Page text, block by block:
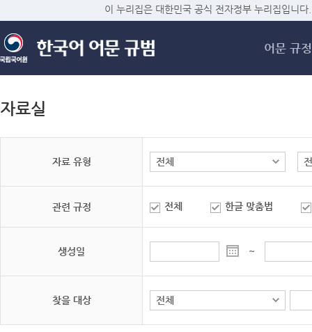
메
이 누리집은 대한민국 공식 전자정부 누리집입니다.
어문 규정
자료실
자료 유형
관련 규정 전체 한글 맞춤법
생성일 ~
찾을 대상